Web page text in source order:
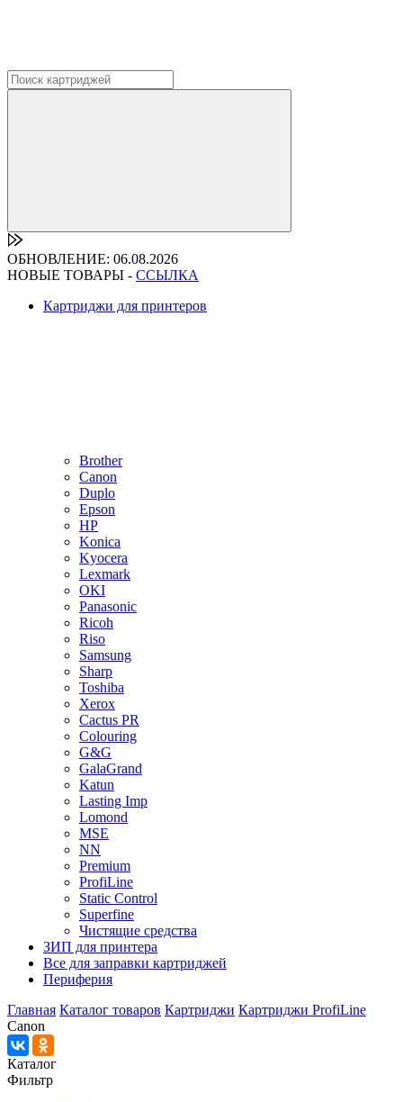
ОБНОВЛЕНИЕ: 06.08.2026
НОВЫЕ ТОВАРЫ - ССЫЛКА
Картриджи для принтеров
Brother
Canon
Duplo
Epson
HP
Konica
Kyocera
Lexmark
OKI
Panasonic
Ricoh
Riso
Samsung
Sharp
Toshiba
Xerox
Cactus PR
Colouring
G&G
GalaGrand
Katun
Lasting Imp
Lomond
MSE
NN
Premium
ProfiLine
Static Control
Superfine
Чистящие средства
ЗИП для принтера
Все для заправки картриджей
Периферия
Главная Каталог товаров Картриджи Картриджи ProfiLine
Canon
Каталог
Фильтр